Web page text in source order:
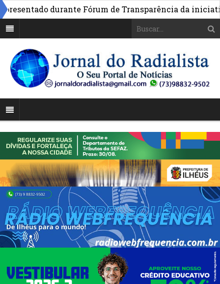
durante Fórum de Transparência da iniciativa